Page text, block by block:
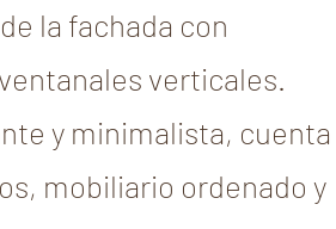
la fachada con
verticales.
y minimalista, cuenta
mobiliario ordenado y